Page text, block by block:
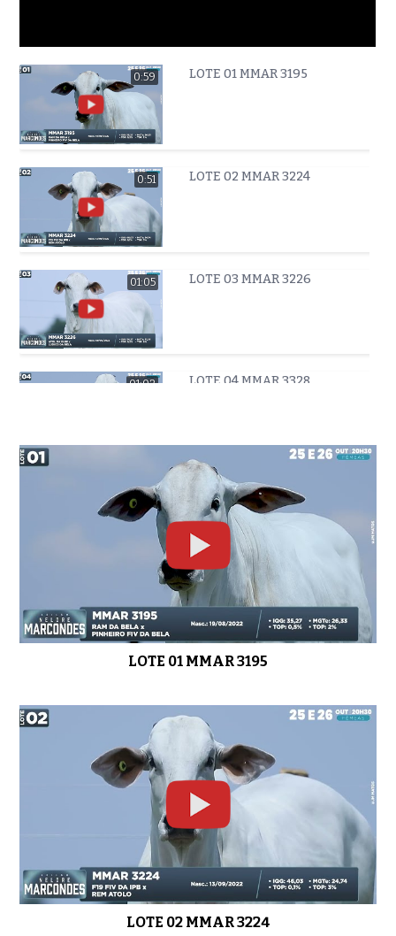
0:59 LOTE 01 MMAR 3195
0:51 LOTE 02 MMAR 3224
01:05 LOTE 03 MMAR 3226
01:02 LOTE 04 MMAR 3328
01:04 LOTE 05 MMAR 3293
LOTE 06 MMAR 3218
0:55 LOTE 08 MMAR 3247
LOTE 09 MMAR 3238
LOTE 01 MMAR 3195
LOTE 02 MMAR 3224